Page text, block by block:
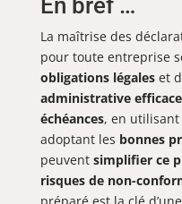
La maîtrise des
pour toute entreprise
obligations légaleset
administrative efficace
échéances, en utilisant
adoptant les bonnes
peuvent simplifier ce
risques de non-